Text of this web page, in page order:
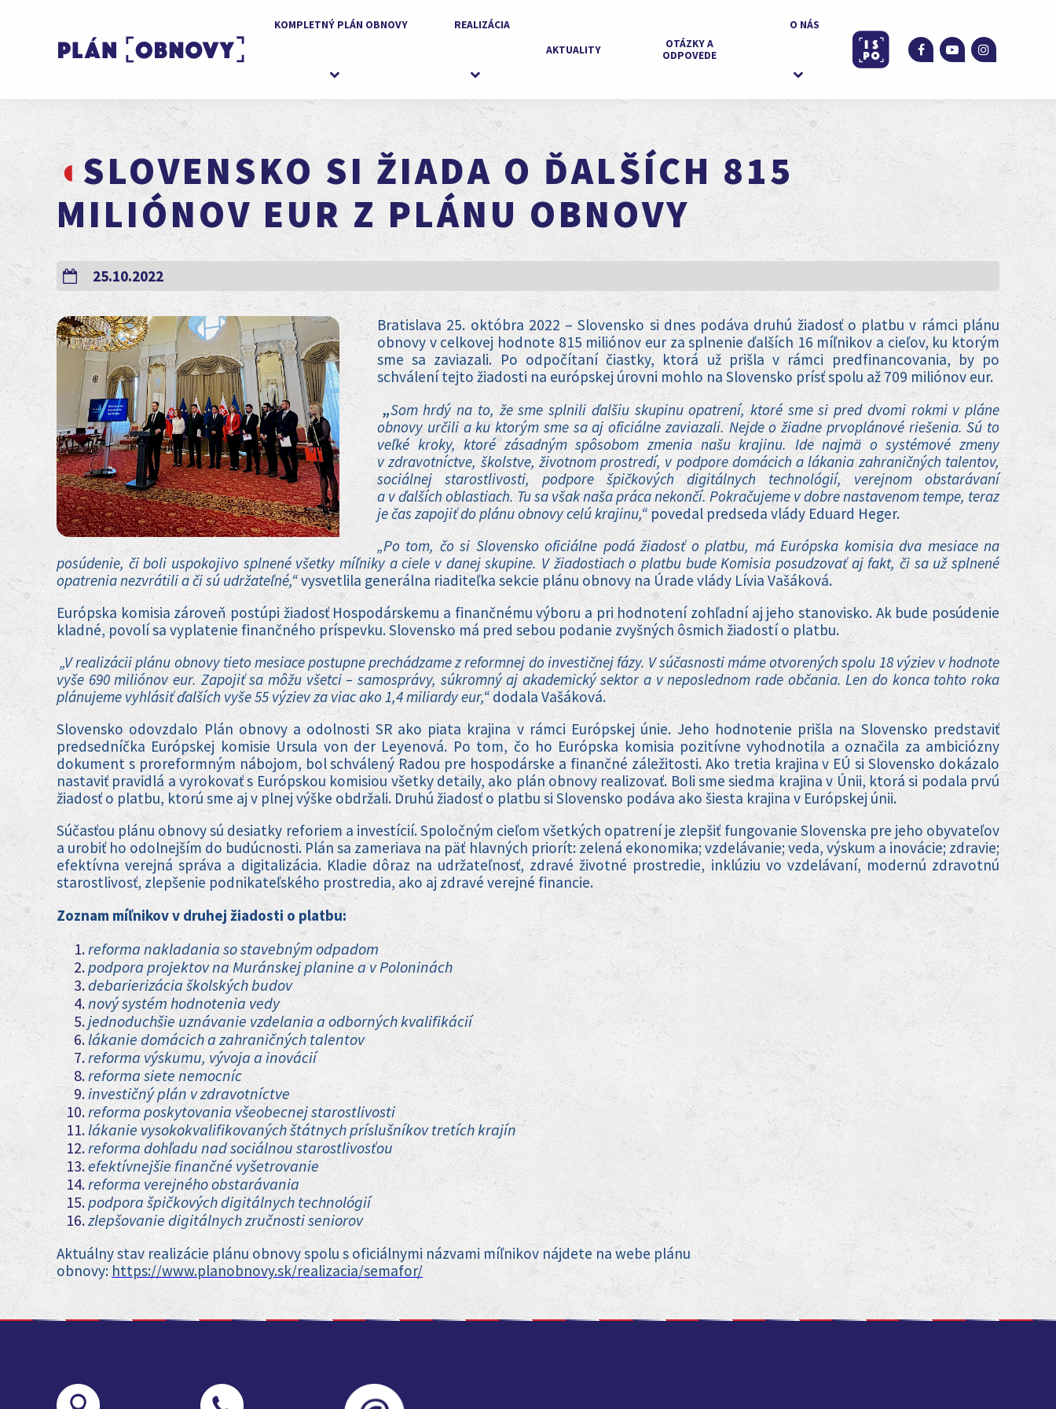
KOMPLETNÝ PLÁN OBNOVY
REALIZÁCIA
AKTUALITY
OTÁZKY A
ODPOVEDE
O NÁS
SLOVENSKO SI ŽIADA O ĎALŠÍCH 815
MILIÓNOV EUR Z PLÁNU OBNOVY
25.10.2022
Bratislava 25. októbra 2022 – Slovensko si dnes podáva druhú žiadosť o platbu v rámci plánu
obnovy v celkovej hodnote 815 miliónov eur za splnenie ďalších 16 míľnikov a cieľov, ku ktorým
sme sa zaviazali. Po odpočítaní čiastky, ktorá už prišla v rámci predfinancovania, by po
schválení tejto žiadosti na európskej úrovni mohlo na Slovensko prísť spolu až 709 miliónov eur.
„Som hrdý na to, že sme splnili ďalšiu skupinu opatrení, ktoré sme si pred dvomi rokmi v pláne
obnovy určili a ku ktorým sme sa aj oficiálne zaviazali. Nejde o žiadne prvoplánové riešenia. Sú to
veľké kroky, ktoré zásadným spôsobom zmenia našu krajinu. Ide najmä o systémové zmeny
v zdravotníctve, školstve, životnom prostredí, v podpore domácich a lákania zahraničných talentov,
sociálnej starostlivosti, podpore špičkových digitálnych technológií, verejnom obstarávaní
a v ďalších oblastiach. Tu sa však naša práca nekončí. Pokračujeme v dobre nastavenom tempe, teraz
je čas zapojiť do plánu obnovy celú krajinu,“ povedal predseda vlády Eduard Heger.
„Po tom, čo si Slovensko oficiálne podá žiadosť o platbu, má Európska komisia dva mesiace na
posúdenie, či boli uspokojivo splnené všetky míľniky a ciele v danej skupine. V žiadostiach o platbu bude Komisia posudzovať aj fakt, či sa už splnené
opatrenia nezvrátili a či sú udržateľné,“vysvetlila generálna riaditeľka sekcie plánu obnovy na Úrade vlády Lívia Vašáková.
Európska komisia zároveň postúpi žiadosť Hospodárskemu a finančnému výboru a pri hodnotení zohľadní aj jeho stanovisko. Ak bude posúdenie
kladné, povolí sa vyplatenie finančného príspevku. Slovensko má pred sebou podanie zvyšných ôsmich žiadostí o platbu.
„V realizácii plánu obnovy tieto mesiace postupne prechádzame z reformnej do investičnej fázy. V súčasnosti máme otvorených spolu 18 výziev v hodnote
vyše 690 miliónov eur. Zapojiť sa môžu všetci – samosprávy, súkromný aj akademický sektor a v neposlednom rade občania. Len do konca tohto roka
plánujeme vyhlásiť ďalších vyše 55 výziev za viac ako 1,4 miliardy eur,“ dodala Vašáková.
Slovensko odovzdalo Plán obnovy a odolnosti SR ako piata krajina v rámci Európskej únie. Jeho hodnotenie prišla na Slovensko predstaviť
predsedníčka Európskej komisie Ursula von der Leyenová. Po tom, čo ho Európska komisia pozitívne vyhodnotila a označila za ambiciózny
dokument s proreformným nábojom, bol schválený Radou pre hospodárske a finančné záležitosti. Ako tretia krajina v EÚ si Slovensko dokázalo
nastaviť pravidlá a vyrokovať s Európskou komisiou všetky detaily, ako plán obnovy realizovať. Boli sme siedma krajina v Únii, ktorá si podala prvú
žiadosť o platbu, ktorú sme aj v plnej výške obdržali. Druhú žiadosť o platbu si Slovensko podáva ako šiesta krajina v Európskej únii.
Súčasťou plánu obnovy sú desiatky reforiem a investícií. Spoločným cieľom všetkých opatrení je zlepšiť fungovanie Slovenska pre jeho obyvateľov
a urobiť ho odolnejším do budúcnosti. Plán sa zameriava na päť hlavných priorít: zelená ekonomika; vzdelávanie; veda, výskum a inovácie; zdravie;
efektívna verejná správa a digitalizácia. Kladie dôraz na udržateľnosť, zdravé životné prostredie, inklúziu vo vzdelávaní, modernú zdravotnú
starostlivosť, zlepšenie podnikateľského prostredia, ako aj zdravé verejné financie.
Zoznam míľnikov v druhej žiadosti o platbu:
reforma nakladania so stavebným odpadom
podpora projektov na Muránskej planine a v Poloninách
debarierizácia školských budov
nový systém hodnotenia vedy
jednoduchšie uznávanie vzdelania a odborných kvalifikácií
lákanie domácich a zahraničných talentov
reforma výskumu, vývoja a inovácií
reforma siete nemocníc
investičný plán v zdravotníctve
reforma poskytovania všeobecnej starostlivosti
lákanie vysokokvalifikovaných štátnych príslušníkov tretích krajín
reforma dohľadu nad sociálnou starostlivosťou
efektívnejšie finančné vyšetrovanie
reforma verejného obstarávania
podpora špičkových digitálnych technológií
zlepšovanie digitálnych zručnosti seniorov
Aktuálny stav realizácie plánu obnovy spolu s oficiálnymi názvami míľnikov nájdete na webe plánu
obnovy: https://www.planobnovy.sk/realizacia/semafor/